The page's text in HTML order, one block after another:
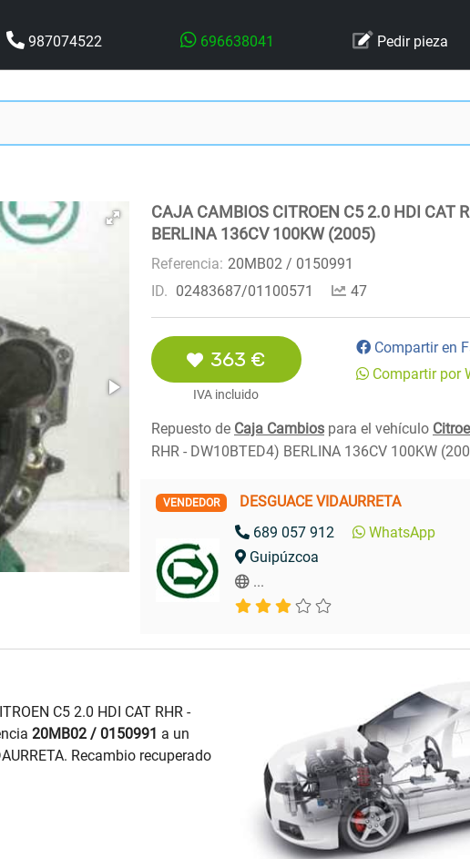
987074522 696638041 Pedir pieza
CAJA CAMBIOS CITROEN C5 2.0 HDI CAT
BERLINA 136CV 100KW (2005)
Referencia: 20MB02 / 0150991
ID. 02483687/01100571 47
363 €
IVA incluido
Compartir en
Compartir por
Repuesto de Caja Cambios para el vehículo
RHR - DW10BTED4) BERLINA 136CV 100KW
VENDEDOR
DESGUACE VIDAURRETA
689 057 912
WhatsApp
Guipúzcoa
...
C5 2.0 HDI CAT RHR -
20MB02 / 0150991 a un
Recambio recuperado